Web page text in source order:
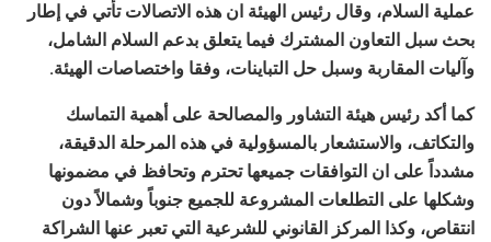
عملية السلام، وقال رئيس الهيئة ان هذه الاتصالات تأتي في إطار
بحث سبل التعاون المشترك فيما يتعلق بدعم السلام الشامل،
وآليات المقاربة وسبل حل التباينات، وفقا واختصاصات الهيئة.
كما أكد رئيس هيئة التشاور والمصالحة على أهمية التماسك
والتكاتف، والاستشعار بالمسؤولية في هذه المرحلة الدقيقة،
مشدداً على ان التوافقات جميعها تحترم وتحافظ في مضمونها
وشكلها على التطلعات المشروعة للجميع جنوباً وشمالاً دون
انتقاص، وكذا المركز القانوني للشرعية التي تعبر عنها الشراكة